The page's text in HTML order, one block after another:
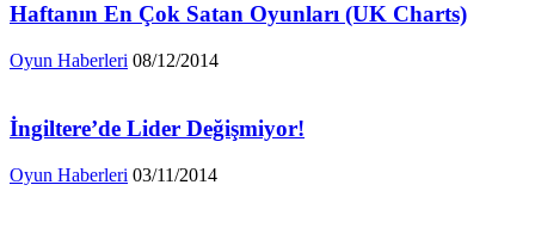
Haftanın En Çok Satan Oyunları (UK Charts)
Oyun Haberleri 08/12/2014
İngiltere’de Lider Değişmiyor!
Oyun Haberleri 03/11/2014